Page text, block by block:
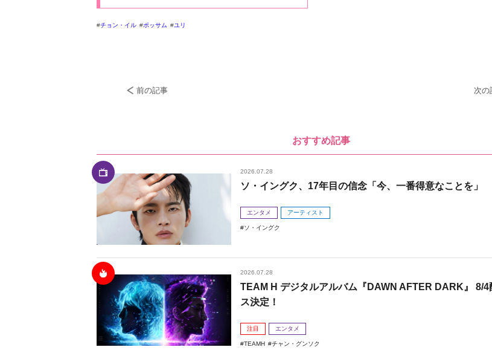
チョン・イル ポッサム ユリ
前の記事 次の
おすすめ記事
2026.07.28
ソ・イングク、17年目の信念「今、一番得意なことを」
エンタメ アーティスト
ソ・イングク
2026.07.28
TEAM H デジタルアルバム『DAWN AFTER DARK』 8/4
ス決定！
注目 エンタメ
TEAMH チャン・グンソク